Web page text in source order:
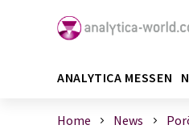
ANALYTICA MESSEN
Home News